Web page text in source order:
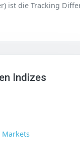
ist die Tracking
Indizes
Markets